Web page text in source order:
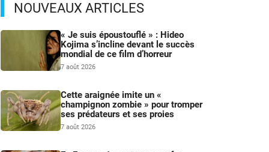
NOUVEAUX ARTICLES
« Je suis époustouflé » : Hideo
Kojima s’incline devant le succès
mondial de ce film d’horreur
7 août 2026
Cette araignée imite un «
champignon zombie » pour tromper
ses prédateurs et ses proies
7 août 2026